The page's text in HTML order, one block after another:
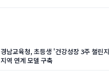
경남교육청, 초등생 '건강성장 3주 챌린
지역 연계 모델 구축